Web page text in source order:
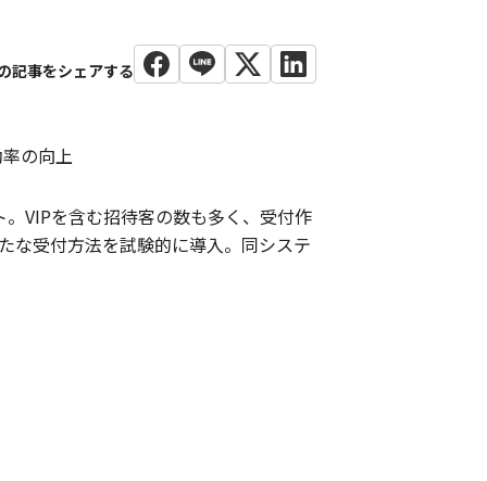
の向上
VIPを含む招待客の数も多く、受付作
な受付方法を試験的に導入。同システ